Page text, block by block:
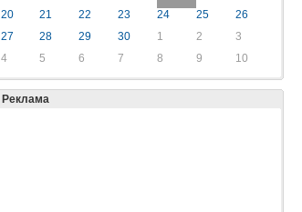
20
21 22 23 24 25
26
27
28 29 30 1 2
3
4
5 6 7 8 9 10
Реклама